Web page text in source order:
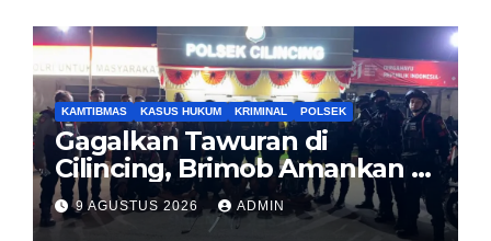
KAMTIBMAS KASUS HUKUM KRIMINAL POLSEK
Gagalkan Tawuran di
Cilincing, Brimob Amankan 5
Pemuda dan 2 Bilah Parang
9 AGUSTUS 2026 ADMIN